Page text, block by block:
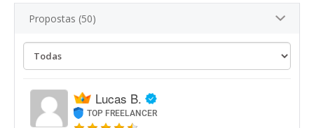
Propostas (50)
Lucas B.
TOP FREELANCER